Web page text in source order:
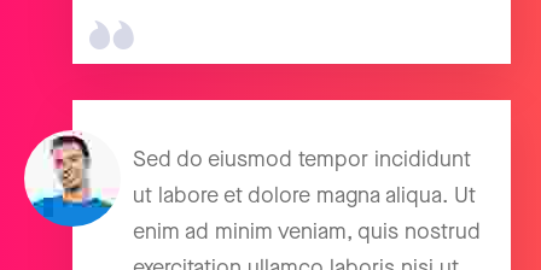
Sed do eiusmod tempor incididunt
ut labore et dolore magna aliqua. Ut
enim ad minim veniam, quis nostrud